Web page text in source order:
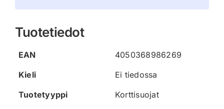
Tuotetiedot
EAN
4050368986269
Kieli
Ei tiedossa
Tuotetyyppi
Korttisuojat